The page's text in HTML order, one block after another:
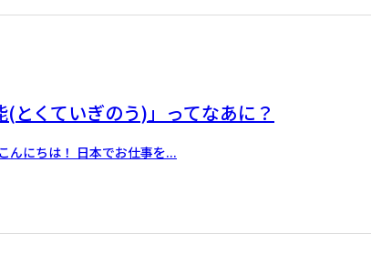
(とくていぎのう)」ってなあに？
にちは！ 日本でお仕事を...